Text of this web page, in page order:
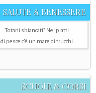
SALUTE & BENESSERE
Totani sbiancati? Nei piatti
di pesce c'è un mare di trucchi
SCUOLE & CORSI